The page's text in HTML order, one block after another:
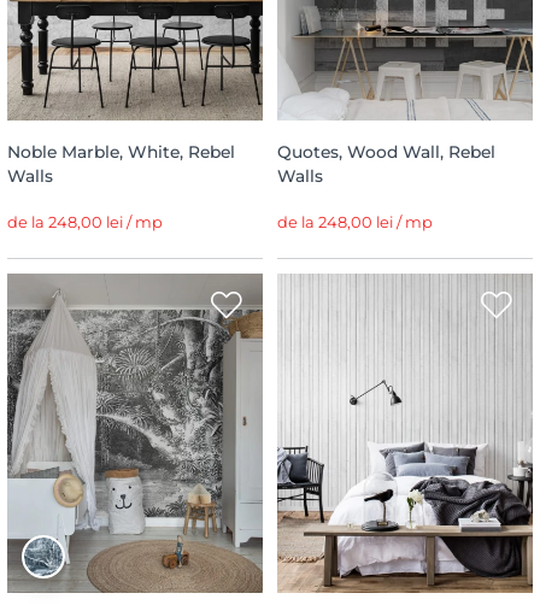
Noble Marble, White, Rebel
Walls
de la 248,00 lei / mp
Quotes, Wood Wall, Rebel
Walls
de la 248,00 lei / mp